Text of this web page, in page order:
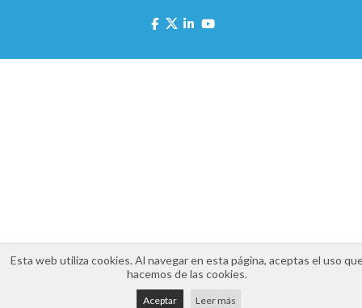
Esta web utiliza cookies. Al navegar en esta página, aceptas el uso
hacemos de las cookies.
Aceptar Leer más